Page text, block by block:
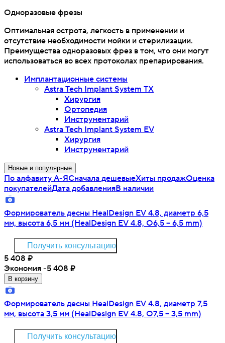
Одноразовые фрезы
Оптимальная острота, легкость в применении и
отсутствие необходимости мойки и стерилизации.
Преимущества одноразовых фрез в том, что они могут
использоваться во всех протоколах препарирования.
Имплантационные системы
Astra Tech Implant System TX
Хирургия
Ортопедия
Инструментарий
Astra Tech Implant System EV
Хирургия
Инструментарий
Новые и популярные
По алфавиту А-ЯСначала дешевыеХиты продажОценка
покупателейДата добавленияВ наличии
Формирователь десны HealDesign EV 4.8, диаметр 6,5
мм, высота 6,5 мм (HealDesign EV 4.8, O6,5 – 6,5 mm)
Получить консультацию
5 408 ₽
Экономия -5 408 ₽
В корзину
Формирователь десны HealDesign EV 4.8, диаметр 7,5
мм, высота 3,5 мм (HealDesign EV 4.8, O7,5 – 3,5 mm)
Получить консультацию